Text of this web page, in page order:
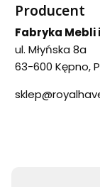
Producent
Fabryka Mebli i
ul. Młyńska 8a
63-600 Kępno,